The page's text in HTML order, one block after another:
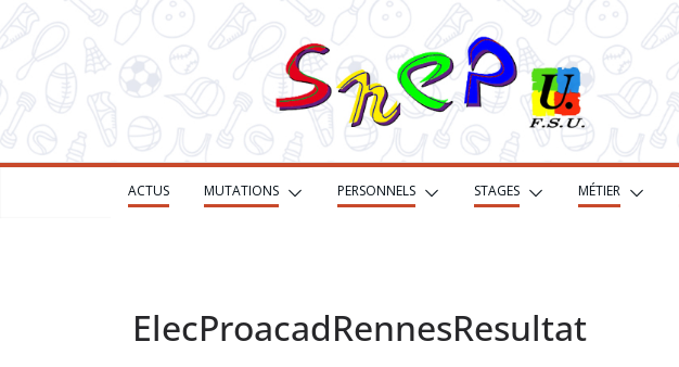
Passer
au
ACTUS MUTATIONS PERSONNELS STAGES MÉTIER
ElecProacadRennesResultat